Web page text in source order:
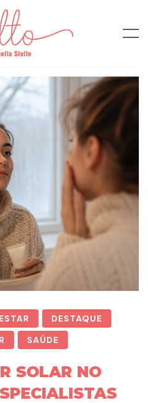
DESTAQUE
SAÚDE
SOLAR NO